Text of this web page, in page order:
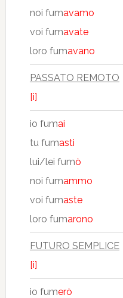
noi fumavamo
voi fumavate
loro fumavano
PASSATO REMOTO
[i]
io fumai
tu fumasti
lui/lei fumò
noi fumammo
voi fumaste
loro fumarono
FUTURO SEMPLICE
[i]
io fumerò